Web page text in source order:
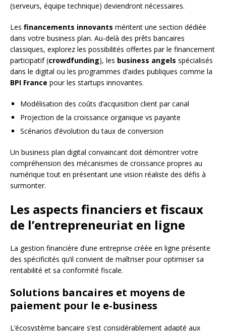
(serveurs, équipe technique) deviendront nécessaires.
Les financements innovants méritent une section dédiée
dans votre business plan. Au-delà des prêts bancaires
classiques, explorez les possibilités offertes par le financement
participatif (crowdfunding), les business angels spécialisés
dans le digital ou les programmes d’aides publiques comme la
BPI France pour les startups innovantes.
Modélisation des coûts d’acquisition client par canal
Projection de la croissance organique vs payante
Scénarios d’évolution du taux de conversion
Un business plan digital convaincant doit démontrer votre
compréhension des mécanismes de croissance propres au
numérique tout en présentant une vision réaliste des défis à
surmonter.
Les aspects financiers et fiscaux
de l’entrepreneuriat en ligne
La gestion financière d’une entreprise créée en ligne présente
des spécificités qu’il convient de maîtriser pour optimiser sa
rentabilité et sa conformité fiscale.
Solutions bancaires et moyens de
paiement pour le e-business
L’écosystème bancaire s’est considérablement adapté aux